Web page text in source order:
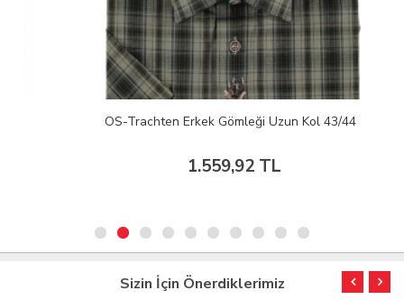
OS-Trachten Erkek Gömleği Uzun Kol 43/44
1.559,92 TL
Sizin İçin Önerdiklerimiz